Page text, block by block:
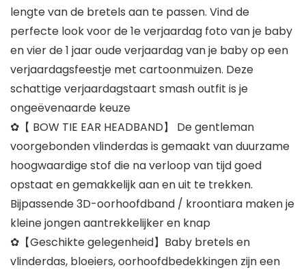
lengte van de bretels aan te passen. Vind de
perfecte look voor de 1e verjaardag foto van je baby
en vier de 1 jaar oude verjaardag van je baby op een
verjaardagsfeestje met cartoonmuizen. Deze
schattige verjaardagstaart smash outfit is je
ongeëvenaarde keuze
✿【 BOW TIE EAR HEADBAND】 De gentleman
voorgebonden vlinderdas is gemaakt van duurzame
hoogwaardige stof die na verloop van tijd goed
opstaat en gemakkelijk aan en uit te trekken.
Bijpassende 3D-oorhoofdband / kroontiara maken je
kleine jongen aantrekkelijker en knap
✿【Geschikte gelegenheid】Baby bretels en
vlinderdas, bloeiers, oorhoofdbedekkingen zijn een